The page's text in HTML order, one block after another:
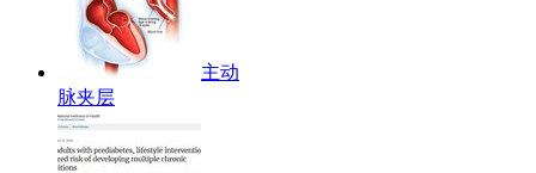
主动
脉夹层